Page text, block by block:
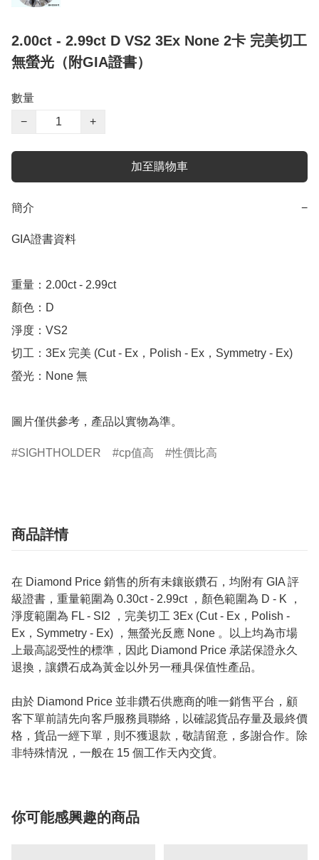
2.00ct - 2.99ct D VS2 3Ex None 2卡 完美切工
無螢光（附GIA證書）
數量
−
+
加至購物車
簡介 −
GIA證書資料
重量：2.00ct - 2.99ct
顏色：D
淨度：VS2
切工：3Ex 完美 (Cut - Ex，Polish - Ex，Symmetry - Ex)
螢光：None 無
圖片僅供參考，產品以實物為準。
SIGHTHOLDER cp值高 性價比高
商品詳情
在 Diamond Price 銷售的所有未鑲嵌鑽石，均附有 GIA 評
級證書，重量範圍為 0.30ct - 2.99ct ，顏色範圍為 D - K ，
淨度範圍為 FL - SI2 ，完美切工 3Ex (Cut - Ex，Polish -
Ex，Symmetry - Ex) ，無螢光反應 None 。以上均為市場
上最高認受性的標準，因此 Diamond Price 承諾保證永久
退換，讓鑽石成為黃金以外另一種具保值性產品。
由於 Diamond Price 並非鑽石供應商的唯一銷售平台，顧
客下單前請先向客戶服務員聯絡，以確認貨品存量及最終價
格，貨品一經下單，則不獲退款，敬請留意，多謝合作。除
非特殊情況，一般在 15 個工作天內交貨。
你可能感興趣的商品